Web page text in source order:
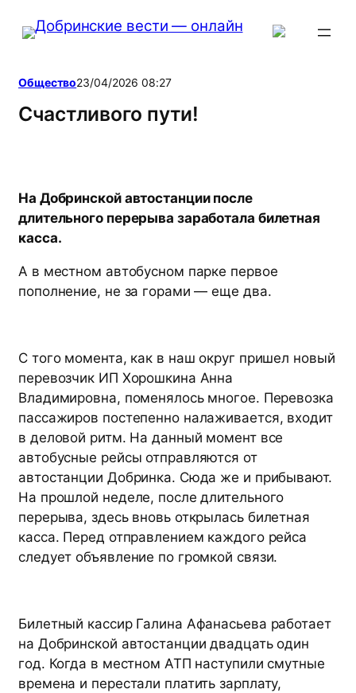
Перейти
Общество23/04/2026 08:27
Счастливого пути!
На Добринской автостанции после
длительного перерыва заработала билетная
касса.
А в местном автобусном парке первое
пополнение, не за горами — еще два.
С того момента, как в наш округ пришел новый
перевозчик ИП Хорошкина Анна
Владимировна, поменялось многое. Перевозка
пассажиров постепенно налаживается, входит
в деловой ритм. На данный момент все
автобусные рейсы отправляются от
автостанции Добринка. Сюда же и прибывают.
На прошлой неделе, после длительного
перерыва, здесь вновь открылась билетная
касса. Перед отправлением каждого рейса
следует объявление по громкой связи.
Билетный кассир Галина Афанасьева работает
на Добринской автостанции двадцать один
год. Когда в местном АТП наступили смутные
времена и перестали платить зарплату,